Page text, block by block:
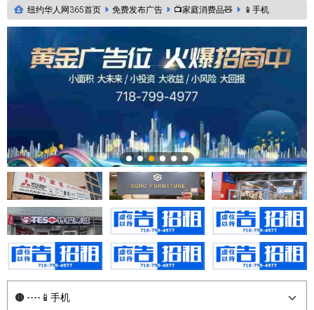
纽约华人网365首页 免费发布广告 📺家庭消费品🧸 📱手机